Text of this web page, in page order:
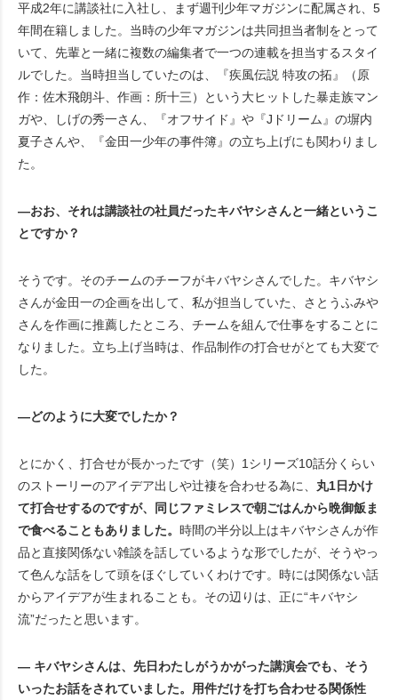
平成2年に講談社に入社し、まず週刊少年マガジンに配属され、5
年間在籍しました。当時の少年マガジンは共同担当者制をとって
いて、先輩と一緒に複数の編集者で一つの連載を担当するスタイ
ルでした。当時担当していたのは、『疾風伝説 特攻の拓』（原
作：佐木飛朗斗、作画：所十三）という大ヒットした暴走族マン
ガや、しげの秀一さん、『オフサイド』や『Jドリーム』の塀内
夏子さんや、『金田一少年の事件簿』の立ち上げにも関わりまし
た。
―おお、それは講談社の社員だったキバヤシさんと一緒というこ
とですか？
そうです。そのチームのチーフがキバヤシさんでした。キバヤシ
さんが金田一の企画を出して、私が担当していた、さとうふみや
さんを作画に推薦したところ、チームを組んで仕事をすることに
なりました。立ち上げ当時は、作品制作の打合せがとても大変で
した。
―どのように大変でしたか？
とにかく、打合せが長かったです（笑）1シリーズ10話分くらい
のストーリーのアイデア出しや辻褄を合わせる為に、 丸1日かけ
て打合せするのですが、同じファミレスで朝ごはんから晩御飯ま
で食べることもありました。 時間の半分以上はキバヤシさんが作
品と直接関係ない雑談を話しているような形でしたが、そうやっ
て色んな話をして頭をほぐしていくわけです。時には関係ない話
からアイデアが生まれることも。その辺りは、正に“キバヤシ
流”だったと思います。
― キバヤシさんは、先日わたしがうかがった講演会でも、そう
いったお話をされていました。用件だけを打ち合わせる関係性